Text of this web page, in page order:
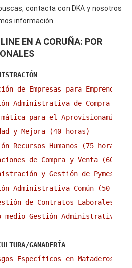
contacta con DKA y nosotros
información.
EN A CORUÑA: POR
de Empresas para
Administrativa de Compra y
para el
y Mejora (40 horas)
Recursos Humanos (75 horas)
de Compra y Venta (60
y Gestión de Pymes
Administrativa Común (50
de Contratos Laborales
medio Gestión Administrativa
GANADERÍA
Específicos en Mataderos de